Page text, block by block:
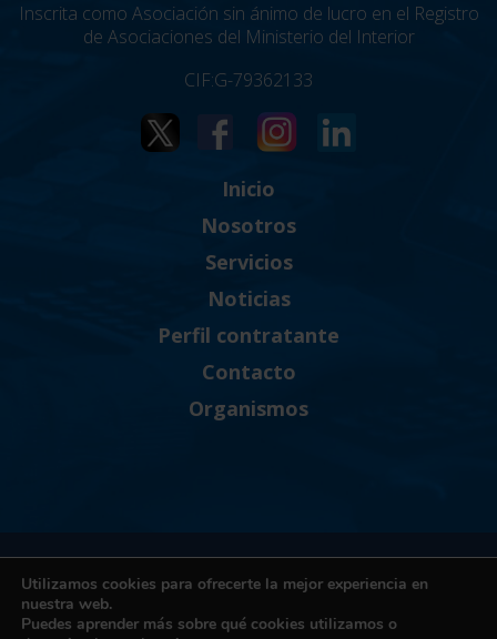
Inscrita como Asociación sin ánimo de lucro en el Registro
de Asociaciones del Ministerio del Interior
CIF:G-79362133
Inicio
Nosotros
Servicios
Noticias
Perfil contratante
Contacto
Organismos
Política de Privacidad
Términos y condiciones de uso
Utilizamos cookies para ofrecerte la mejor experiencia en
nuestra web.
Puedes aprender más sobre qué cookies utilizamos o